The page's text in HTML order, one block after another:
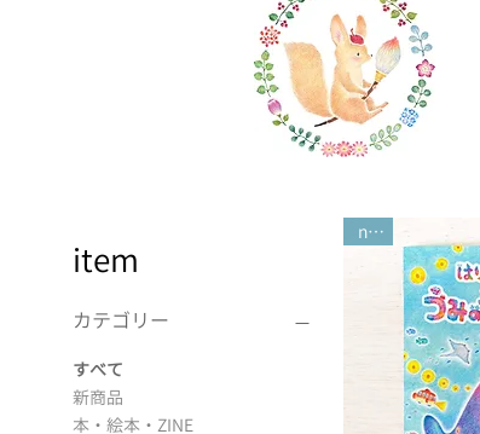
item
カテゴリー
すべて
新商品
本・絵本・ZINE
new